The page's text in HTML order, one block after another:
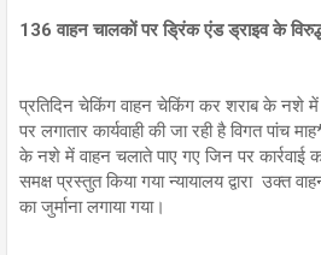
136 वाहन चालकों पर ड्रिंक एंड ड्राइव के विरुद्ध
प्रतिदिन चेकिंग वाहन चेकिंग कर शराब के नशे में
पर लगातार कार्यवाही की जा रही है विगत
के नशे में वाहन चलाते पाए गए जिन पर कार्रवाई
समक्ष प्रस्तुत किया गया न्यायालय द्वारा
का जुर्माना लगाया गया।